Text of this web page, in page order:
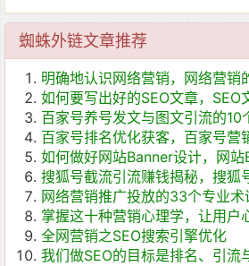
蜘蛛外链文章推荐
明确地认识网络营销，网络营销
如何要写出好的SEO文章，SEO
百家号养号发文与图文引流的10
百家号排名优化获客，百家号营
如何做好网站Banner设计，网站
搜狐号截流引流赚钱揭秘，搜狐
网络营销推广投放的33个专业术
掌握这十种营销心理学，让用户
全网营销之SEO搜索引擎优化
我们做SEO的目标是排名、引流